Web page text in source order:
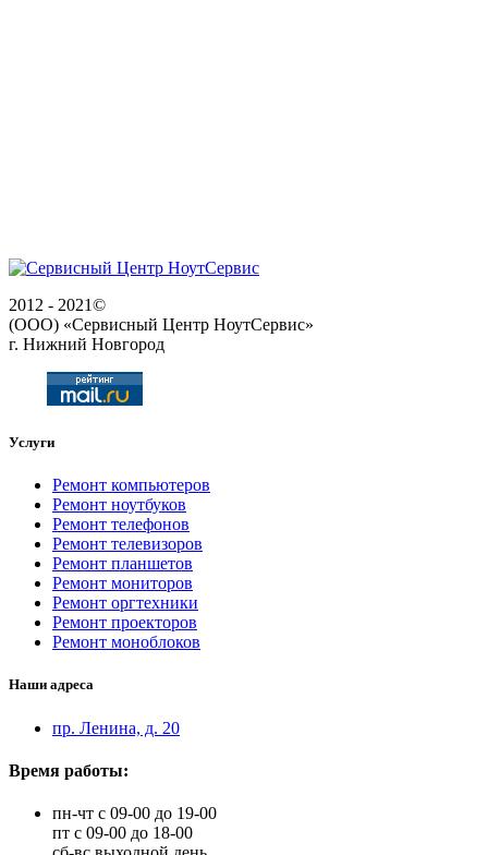
2012 - 2021©
(ООО) «Сервисный Центр НоутСервис»
г. Нижний Новгород
Услуги
Ремонт компьютеров
Ремонт ноутбуков
Ремонт телефонов
Ремонт телевизоров
Ремонт планшетов
Ремонт мониторов
Ремонт оргтехники
Ремонт проекторов
Ремонт моноблоков
Наши адреса
пр. Ленина, д. 20
Время работы:
пн-чт с 09-00 до 19-00
пт с 09-00 до 18-00